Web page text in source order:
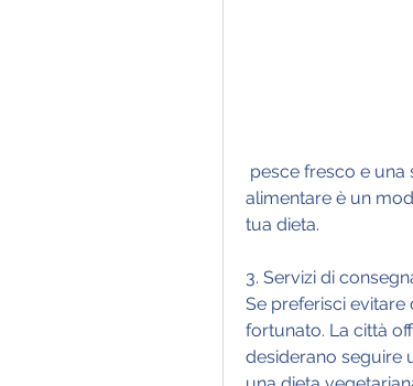
alimentare è un
tua dieta.
3. Servizi di
Se preferisci
fortunato. La città
desiderano seguire